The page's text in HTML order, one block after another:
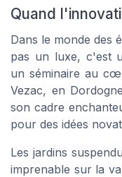
Quand
Dans le monde des
pas un luxe, c'est
un séminaire au
Vezac, en
son cadre
pour des idées
Les jardins
imprenable sur la